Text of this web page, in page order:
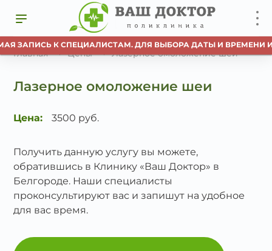
ЗАПИСЬ К СПЕЦИАЛИСТАМ. ДЛЯ ВЫБОРА ДАТЫ И ВРЕМЕНИ
Главная Цены Лазерное омоложение шеи
Лазерное омоложение шеи
Цена: 3500 руб.
Получить данную услугу вы можете,
обратившись в Клинику «Ваш Доктор» в
Белгороде. Наши специалисты
проконсультируют вас и запишут на удобное
для вас время.